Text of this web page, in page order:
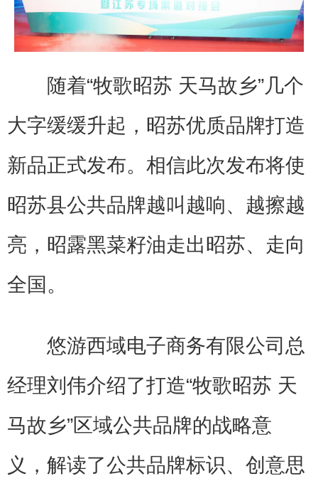
随着“牧歌昭苏 天马故乡”几个
大字缓缓升起，昭苏优质品牌打造
新品正式发布。相信此次发布将使
昭苏县公共品牌越叫越响、越擦越
亮，昭露黑菜籽油走出昭苏、走向
全国。
悠游西域电子商务有限公司总
经理刘伟介绍了打造“牧歌昭苏 天
马故乡”区域公共品牌的战略意
义，解读了公共品牌标识、创意思